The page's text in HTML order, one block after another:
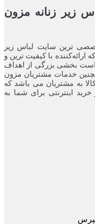
زنانه مزون
سایت لباس زیر
با کیفیت ترین و
بخشی بزرگی از اهداف
خدمات مشتریان مزون
مشتریان می باشد که
اینترنتی برای شما به